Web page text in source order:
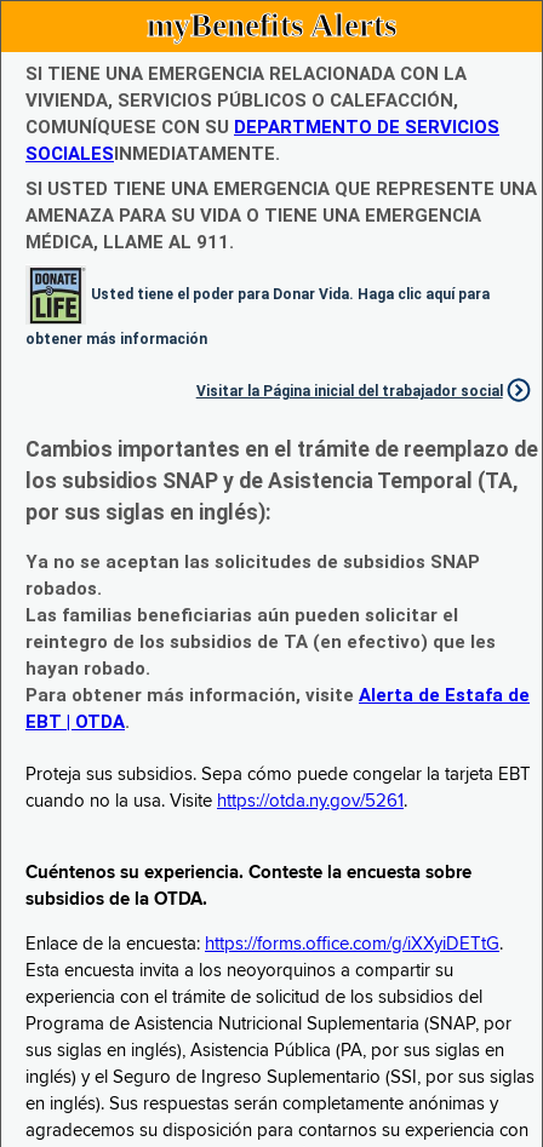
myBenefits Alerts
SI TIENE UNA EMERGENCIA RELACIONADA CON LA
VIVIENDA, SERVICIOS PÚBLICOS O CALEFACCIÓN,
COMUNÍQUESE CON SU DEPARTMENTO DE SERVICIOS
SOCIALESINMEDIATAMENTE.
SI USTED TIENE UNA EMERGENCIA QUE REPRESENTE UNA
AMENAZA PARA SU VIDA O TIENE UNA EMERGENCIA
MÉDICA, LLAME AL 911.
Usted tiene el poder para Donar Vida. Haga clic aquí para
obtener más información
Visitar la Página inicial del trabajador social
Cambios importantes en el trámite de reemplazo de
los subsidios SNAP y de Asistencia Temporal (TA,
por sus siglas en inglés):
Ya no se aceptan las solicitudes de subsidios SNAP
robados.
Las familias beneficiarias aún pueden solicitar el
reintegro de los subsidios de TA (en efectivo) que les
hayan robado.
Para obtener más información, visite Alerta de Estafa de
EBT | OTDA.
Proteja sus subsidios. Sepa cómo puede congelar la tarjeta EBT
cuando no la usa. Visite https://otda.ny.gov/5261 .
Cuéntenos su experiencia. Conteste la encuesta sobre
subsidios de la OTDA.
Enlace de la encuesta: https://forms.office.com/g/iXXyiDETtG.
Esta encuesta invita a los neoyorquinos a compartir su
experiencia con el trámite de solicitud de los subsidios del
Programa de Asistencia Nutricional Suplementaria (SNAP, por
sus siglas en inglés), Asistencia Pública (PA, por sus siglas en
inglés) y el Seguro de Ingreso Suplementario (SSI, por sus siglas
en inglés). Sus respuestas serán completamente anónimas y
agradecemos su disposición para contarnos su experiencia con